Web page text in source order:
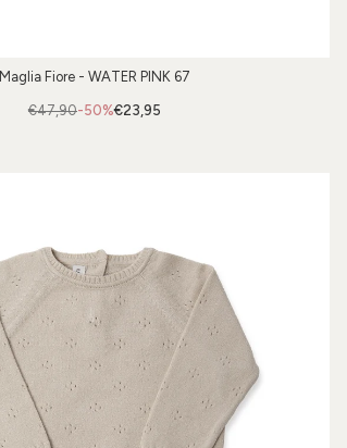
Maglia Fiore - WATER PINK 67
-50%
€47,90 €23,95